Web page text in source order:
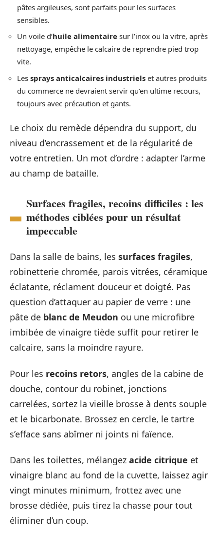
pâtes argileuses, sont parfaits pour les surfaces
sensibles.
Un voile d’huile alimentaire sur l’inox ou la vitre, après
nettoyage, empêche le calcaire de reprendre pied trop
vite.
Les sprays anticalcaires industriels et autres produits
du commerce ne devraient servir qu’en ultime recours,
toujours avec précaution et gants.
Le choix du remède dépendra du support, du
niveau d’encrassement et de la régularité de
votre entretien. Un mot d’ordre : adapter l’arme
au champ de bataille.
Surfaces fragiles, recoins difficiles : les
méthodes ciblées pour un résultat
impeccable
Dans la salle de bains, les surfaces fragiles,
robinetterie chromée, parois vitrées, céramique
éclatante, réclament douceur et doigté. Pas
question d’attaquer au papier de verre : une
pâte de blanc de Meudon ou une microfibre
imbibée de vinaigre tiède suffit pour retirer le
calcaire, sans la moindre rayure.
Pour les recoins retors, angles de la cabine de
douche, contour du robinet, jonctions
carrelées, sortez la vieille brosse à dents souple
et le bicarbonate. Brossez en cercle, le tartre
s’efface sans abîmer ni joints ni faïence.
Dans les toilettes, mélangez acide citrique et
vinaigre blanc au fond de la cuvette, laissez agir
vingt minutes minimum, frottez avec une
brosse dédiée, puis tirez la chasse pour tout
éliminer d’un coup.